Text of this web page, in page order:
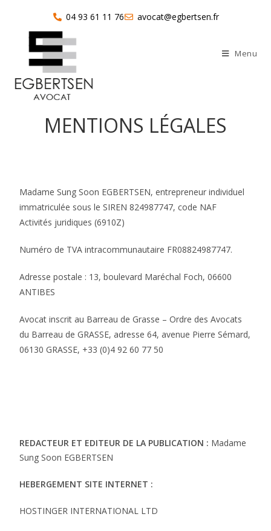
04 93 61 11 76 avocat@egbertsen.fr
Menu
MENTIONS LÉGALES
Madame Sung Soon EGBERTSEN, entrepreneur individuel
immatriculée sous le SIREN 824987747, code NAF
Activités juridiques (6910Z)
Numéro de TVA intracommunautaire FR08824987747.
Adresse postale : 13, boulevard Maréchal Foch, 06600
ANTIBES
Avocat inscrit au Barreau de Grasse – Ordre des Avocats
du Barreau de GRASSE, adresse 64, avenue Pierre Sémard,
06130 GRASSE, +33 (0)4 92 60 77 50
REDACTEUR ET EDITEUR DE LA PUBLICATION : Madame
Sung Soon EGBERTSEN
HEBERGEMENT SITE INTERNET :
HOSTINGER INTERNATIONAL LTD